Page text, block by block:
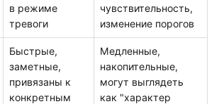
в режиме
тревоги
чувствительность,
изменение порогов
Быстрые,
заметные,
привязаны к
конкретным
Медленные,
накопительные,
могут выглядеть
как "характер